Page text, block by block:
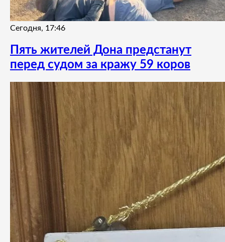
Сегодня, 17:46
Пять жителей Дона предстанут
перед судом за кражу 59 коров